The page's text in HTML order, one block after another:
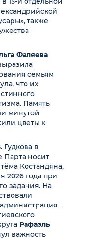
также
Фаляева
семьям
что их
Память
минутой
цветы к
в
Парта носит
Костандяна,
2026 года при
задания. На
Рафаэль
важность